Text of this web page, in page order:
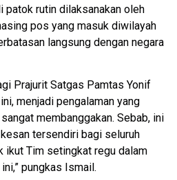
patok rutin dilaksanakan oleh
pos yang masuk diwilayah
langsung dengan negara
Prajurit Satgas Pamtas Yonif
menjadi pengalaman yang
membanggakan. Sebab, ini
tersendiri bagi seluruh
ikut Tim setingkat regu dalam
pungkas Ismail.